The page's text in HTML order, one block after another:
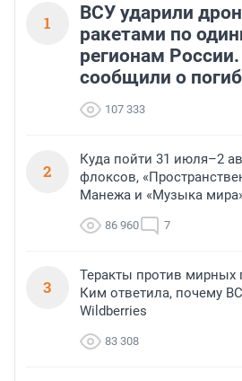
1
ВСУ ударили
ракетами по
регионам
сообщили о
107 333
2
Куда пойти 31 июля–2
флоксов,
Манежа и «Музыка
86 960 7
3
Теракты против мирных
Ким ответила, почему
Wildberries
83 308